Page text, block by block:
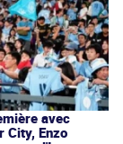
avec
City, Enzo